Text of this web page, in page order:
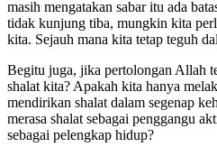
masih mengatakan sabar itu ada
tidak kunjung tiba, mungkin kita
kita. Sejauh mana kita tetap teguh
Begitu juga, jika pertolongan Allah
shalat kita? Apakah kita hanya
mendirikan shalat dalam segenap
merasa shalat sebagai penggangu
sebagai pelengkap hidup?